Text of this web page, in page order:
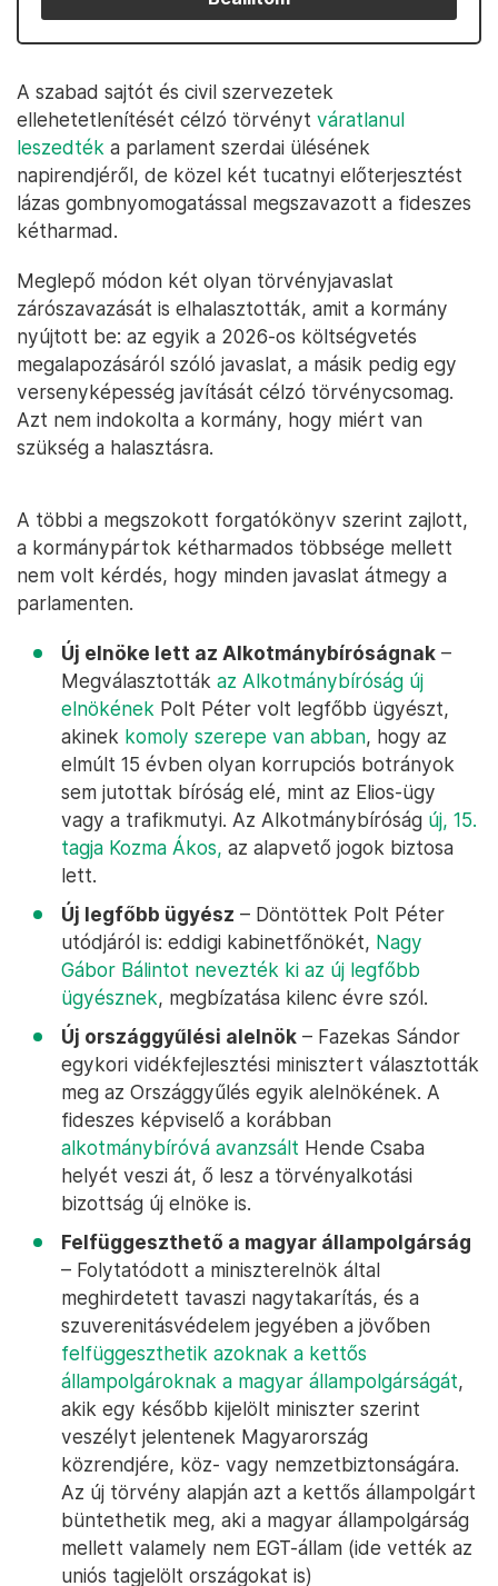
A szabad sajtót és civil szervezetek
ellehetetlenítését célzó törvényt váratlanul
leszedték a parlament szerdai ülésének
napirendjéről, de közel két tucatnyi előterjesztést
lázas gombnyomogatással megszavazott a fideszes
kétharmad.
Meglepő módon két olyan törvényjavaslat
zárószavazását is elhalasztották, amit a kormány
nyújtott be: az egyik a 2026-os költségvetés
megalapozásáról szóló javaslat, a másik pedig egy
versenyképesség javítását célzó törvénycsomag.
Azt nem indokolta a kormány, hogy miért van
szükség a halasztásra.
A többi a megszokott forgatókönyv szerint zajlott,
a kormánypártok kétharmados többsége mellett
nem volt kérdés, hogy minden javaslat átmegy a
parlamenten.
Új elnöke lett az Alkotmánybíróságnak –
Megválasztották az Alkotmánybíróság új
elnökének Polt Péter volt legfőbb ügyészt,
akinek komoly szerepe van abban, hogy az
elmúlt 15 évben olyan korrupciós botrányok
sem jutottak bíróság elé, mint az Elios-ügy
vagy a trafikmutyi. Az Alkotmánybíróság új, 15.
tagja Kozma Ákos, az alapvető jogok biztosa
lett.
Új legfőbb ügyész – Döntöttek Polt Péter
utódjáról is: eddigi kabinetfőnökét, Nagy
Gábor Bálintot nevezték ki az új legfőbb
ügyésznek, megbízatása kilenc évre szól.
Új országgyűlési alelnök – Fazekas Sándor
egykori vidékfejlesztési minisztert választották
meg az Országgyűlés egyik alelnökének. A
fideszes képviselő a korábban
alkotmánybíróvá avanzsált Hende Csaba
helyét veszi át, ő lesz a törvényalkotási
bizottság új elnöke is.
Felfüggeszthető a magyar állampolgárság
– Folytatódott a miniszterelnök által
meghirdetett tavaszi nagytakarítás, és a
szuverenitásvédelem jegyében a jövőben
felfüggeszthetik azoknak a kettős
állampolgároknak a magyar állampolgárságát,
akik egy később kijelölt miniszter szerint
veszélyt jelentenek Magyarország
közrendjére, köz- vagy nemzetbiztonságára.
Az új törvény alapján azt a kettős állampolgárt
büntethetik meg, aki a magyar állampolgárság
mellett valamely nem EGT-állam (ide vették az
uniós tagjelölt országokat is)